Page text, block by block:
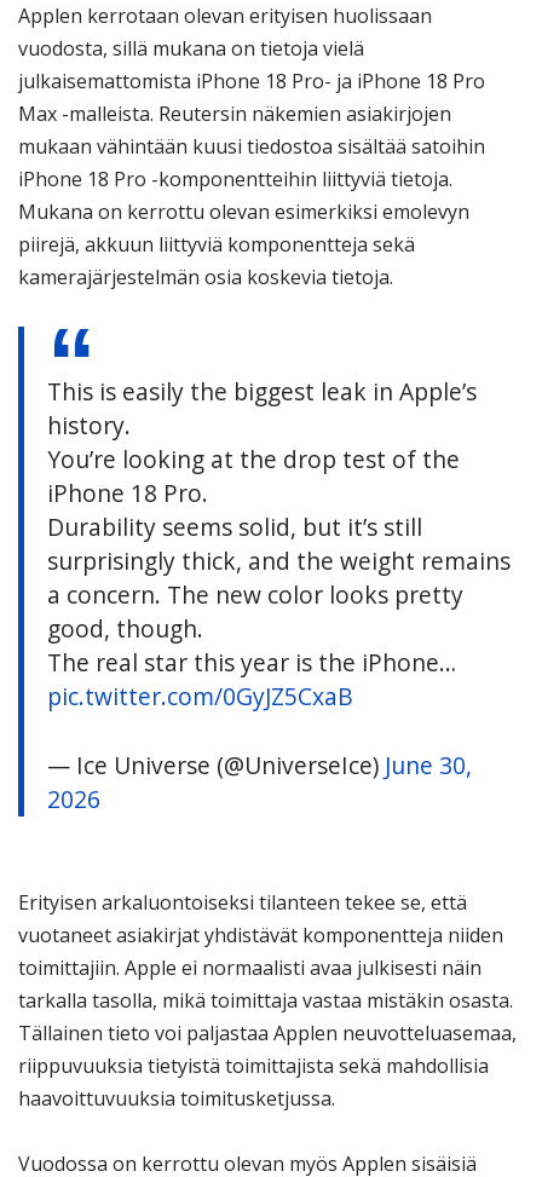
Applen kerrotaan olevan erityisen huolissaan
vuodosta, sillä mukana on tietoja vielä
julkaisemattomista iPhone 18 Pro- ja iPhone 18 Pro
Max -malleista. Reutersin näkemien asiakirjojen
mukaan vähintään kuusi tiedostoa sisältää satoihin
iPhone 18 Pro -komponentteihin liittyviä tietoja.
Mukana on kerrottu olevan esimerkiksi emolevyn
piirejä, akkuun liittyviä komponentteja sekä
kamerajärjestelmän osia koskevia tietoja.
This is easily the biggest leak in Apple’s
history.
You’re looking at the drop test of the
iPhone 18 Pro.
Durability seems solid, but it’s still
surprisingly thick, and the weight remains
a concern. The new color looks pretty
good, though.
The real star this year is the iPhone…
pic.twitter.com/0GyJZ5CxaB
— Ice Universe (@UniverseIce) June 30,
2026
Erityisen arkaluontoiseksi tilanteen tekee se, että
vuotaneet asiakirjat yhdistävät komponentteja niiden
toimittajiin. Apple ei normaalisti avaa julkisesti näin
tarkalla tasolla, mikä toimittaja vastaa mistäkin osasta.
Tällainen tieto voi paljastaa Applen neuvotteluasemaa,
riippuvuuksia tietyistä toimittajista sekä mahdollisia
haavoittuvuuksia toimitusketjussa.
Vuodossa on kerrottu olevan myös Applen sisäisiä